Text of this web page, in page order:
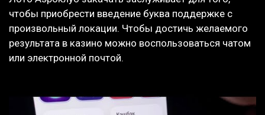
чтобы приобрести введение буква поддержке с
произвольный локации. Чтобы достичь желаемого
результата в казино можно воспользоваться чатом
или электронной почтой.